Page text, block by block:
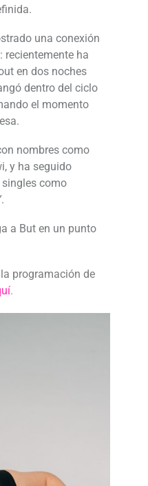
una conexión
ha
en dos noches
dentro del ciclo
el momento
nombres como
, y ha seguido
como
.
a But en un punto
programación de
.